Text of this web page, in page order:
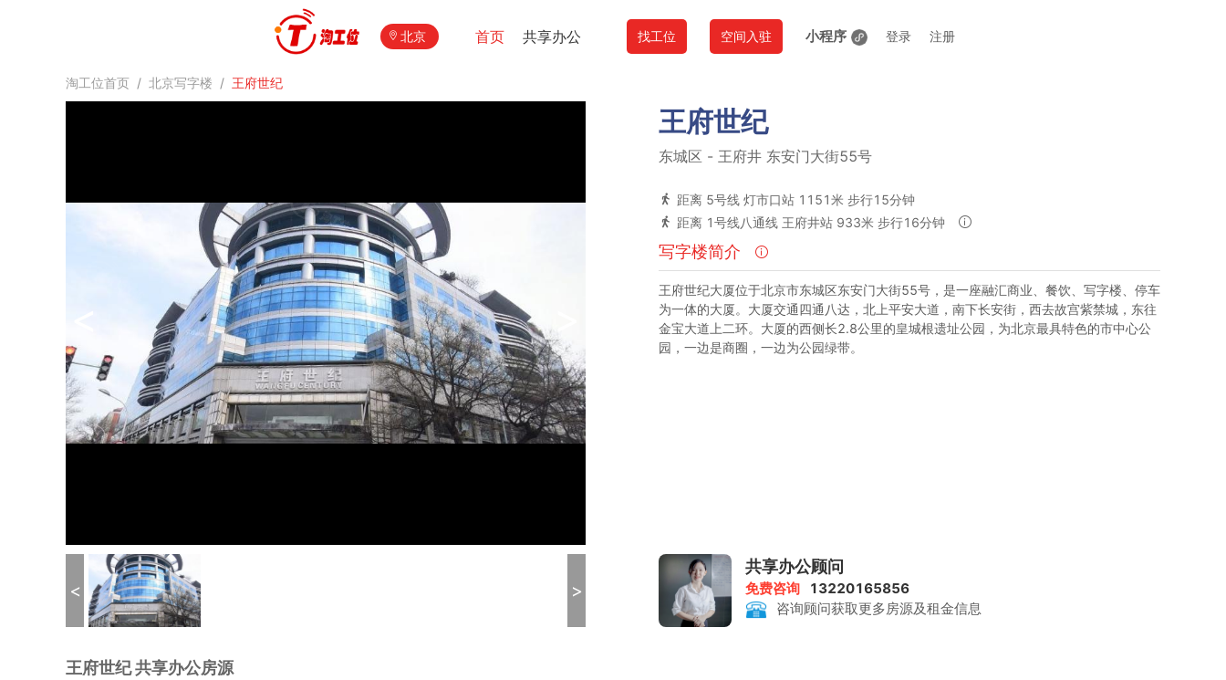
北京 首页 共享办公 找工位 空间入驻 小程序 登录 注册
淘工位首页 / 北京写字楼 / 王府世纪
<
< >
王府世纪
东城区 - 王府井 东安门大街55号
距离 5号线 灯市口站 1151米 步行15分钟
距离 1号线八通线 王府井站 933米 步行16分钟
写字楼简介
王府世纪大厦位于北京市东城区东安门大街55号，是一座融汇商业、餐饮、写字楼、停车
为一体的大厦。大厦交通四通八达，北上平安大道，南下长安街，西去故宫紫禁城，东往
金宝大道上二环。大厦的西侧长2.8公里的皇城根遗址公园，为北京最具特色的市中心公
园，一边是商圈，一边为公园绿带。
共享办公顾问
免费咨询
13220165856
咨询顾问获取更多房源及租金信息
王府世纪 共享办公房源